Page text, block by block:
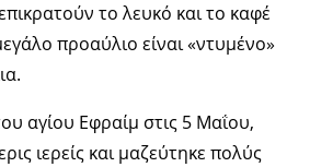
το λευκό και το καφέ
προαύλιο είναι «ντυμένο»
αγίου Εφραίμ στις 5 Μαΐου,
ιερείς και μαζεύτηκε πολύς